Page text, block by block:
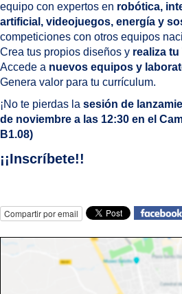
equipo con expertos en robótica,
artificial, videojuegos, energía y
competiciones con otros equipos
Crea tus propios diseños y realiza tu
Accede a nuevos equipos y
Genera valor para tu currículum.
¡No te pierdas la sesión de
de noviembre a las 12:30 en el
B1.08)
¡¡Inscríbete!!
Compartir por email